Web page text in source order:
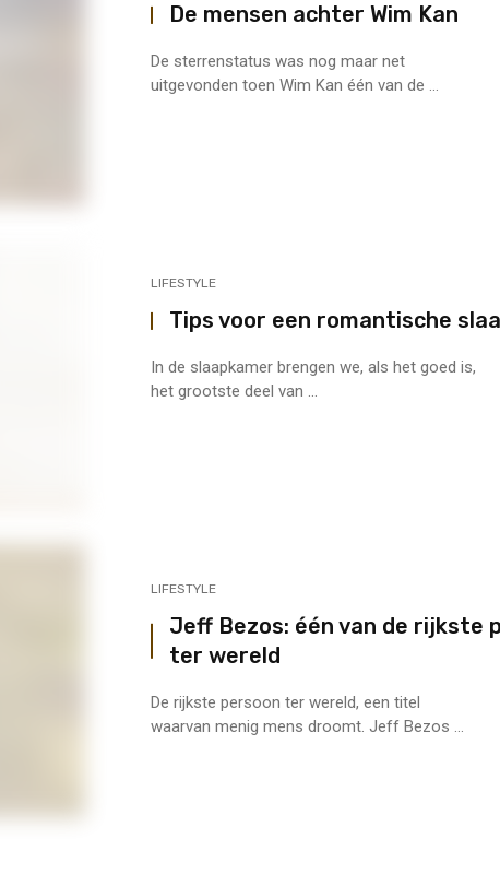
De mensen achter Wim Kan
De sterrenstatus was nog maar net
uitgevonden toen Wim Kan één van de ...
LIFESTYLE
Tips voor een romantische
In de slaapkamer brengen we, als het goed is,
het grootste deel van ...
LIFESTYLE
Jeff Bezos: één van de rijkste
ter wereld
De rijkste persoon ter wereld, een titel
waarvan menig mens droomt. Jeff Bezos ...